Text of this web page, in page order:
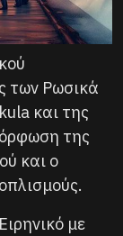
των Ρωσικά
και της
της
και ο
με